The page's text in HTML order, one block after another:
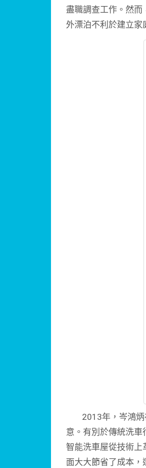
盡職調查工作。然而
外漂泊不利於建立家
2013年，岑鴻炳
意。有別於傳統洗
智能洗車屋從技術上
面大大節省了成本，